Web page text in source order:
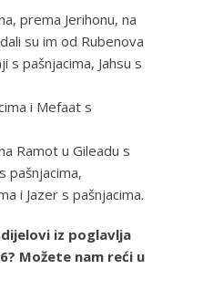
prema Jerihonu, na
su im od Rubenova
s pašnjacima, Jahsu s
i Mefaat s
Ramot u Gileadu s
pašnjacima,
i Jazer s pašnjacima.
iz poglavlja
Možete nam reći u